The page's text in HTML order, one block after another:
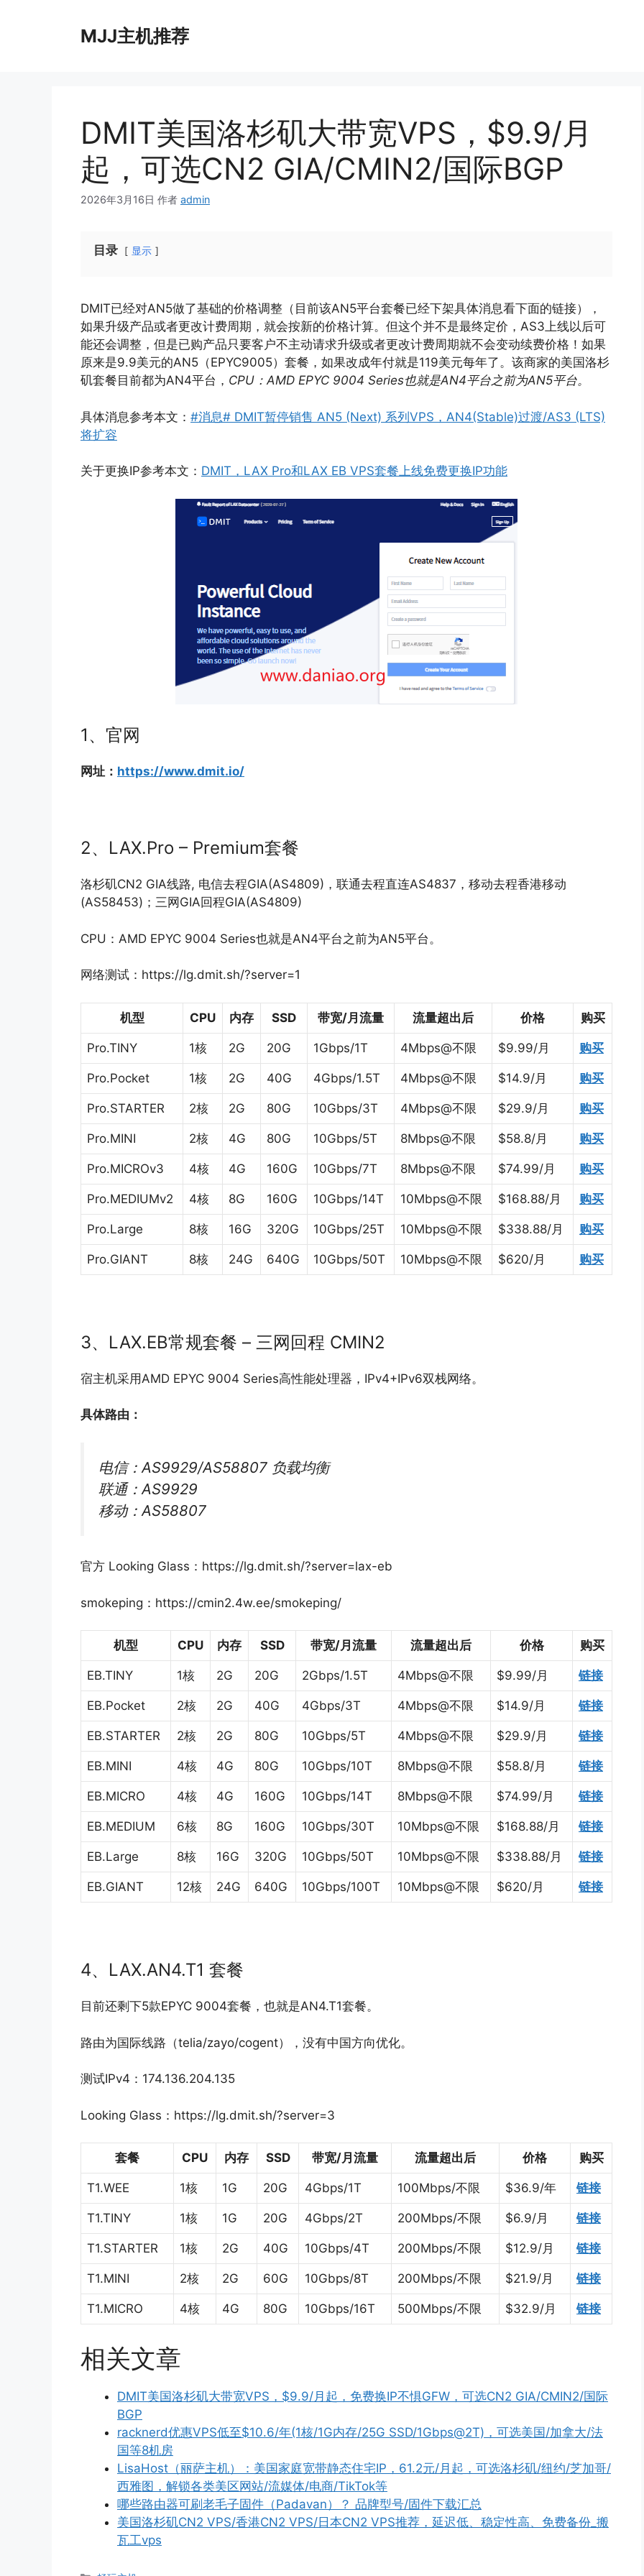
MJJ主机推荐
DMIT美国洛杉矶大带宽VPS，$9.9/月
起，可选CN2 GIA/CMIN2/国际BGP
2026年3月16日 作者 admin
目录 显示
DMIT已经对AN5做了基础的价格调整（目前该AN5平台套餐已经下架具体消息看下面的链接），
如果升级产品或者更改计费周期，就会按新的价格计算。但这个并不是最终定价，AS3上线以后可
能还会调整，但是已购产品只要客户不主动请求升级或者更改计费周期就不会变动续费价格！如果
原来是9.9美元的AN5（EPYC9005）套餐，如果改成年付就是119美元每年了。该商家的美国洛杉
矶套餐目前都为AN4平台， CPU：AMD EPYC 9004 Series也就是AN4平台之前为AN5平台。
具体消息参考本文： #消息# DMIT暂停销售 AN5 (Next) 系列VPS，AN4(Stable)过渡/AS3 (LTS)
将扩容
关于更换IP参考本文： DMIT，LAX Pro和LAX EB VPS套餐上线免费更换IP功能
1、官网
网址： https://www.dmit.io/
2、LAX.Pro – Premium套餐
洛杉矶CN2 GIA线路, 电信去程GIA(AS4809)，联通去程直连AS4837，移动去程香港移动
(AS58453)；三网GIA回程GIA(AS4809)
CPU：AMD EPYC 9004 Series也就是AN4平台之前为AN5平台。
网络测试：https://lg.dmit.sh/?server=1
机型 CPU 内存 SSD 带宽/月流量 流量超出后 价格 购买
Pro.TINY 1核 2G 20G 1Gbps/1T 4Mbps@不限 $9.99/月 购买
Pro.Pocket 1核 2G 40G 4Gbps/1.5T 4Mbps@不限 $14.9/月 购买
Pro.STARTER 2核 2G 80G 10Gbps/3T 4Mbps@不限 $29.9/月 购买
Pro.MINI 2核 4G 80G 10Gbps/5T 8Mbps@不限 $58.8/月 购买
Pro.MICROv3 4核 4G 160G 10Gbps/7T 8Mbps@不限 $74.99/月 购买
Pro.MEDIUMv2 4核 8G 160G 10Gbps/14T 10Mbps@不限 $168.88/月 购买
Pro.Large 8核 16G 320G 10Gbps/25T 10Mbps@不限 $338.88/月 购买
Pro.GIANT 8核 24G 640G 10Gbps/50T 10Mbps@不限 $620/月 购买
3、LAX.EB常规套餐 – 三网回程 CMIN2
宿主机采用AMD EPYC 9004 Series高性能处理器，IPv4+IPv6双栈网络。
具体路由：
电信：AS9929/AS58807 负载均衡
联通：AS9929
移动：AS58807
官方 Looking Glass：https://lg.dmit.sh/?server=lax-eb
smokeping：https://cmin2.4w.ee/smokeping/
机型 CPU 内存 SSD 带宽/月流量 流量超出后 价格 购买
EB.TINY 1核 2G 20G 2Gbps/1.5T 4Mbps@不限 $9.99/月 链接
EB.Pocket 2核 2G 40G 4Gbps/3T 4Mbps@不限 $14.9/月 链接
EB.STARTER 2核 2G 80G 10Gbps/5T 4Mbps@不限 $29.9/月 链接
EB.MINI 4核 4G 80G 10Gbps/10T 8Mbps@不限 $58.8/月 链接
EB.MICRO 4核 4G 160G 10Gbps/14T 8Mbps@不限 $74.99/月 链接
EB.MEDIUM 6核 8G 160G 10Gbps/30T 10Mbps@不限 $168.88/月 链接
EB.Large 8核 16G 320G 10Gbps/50T 10Mbps@不限 $338.88/月 链接
EB.GIANT 12核 24G 640G 10Gbps/100T 10Mbps@不限 $620/月 链接
4、LAX.AN4.T1 套餐
目前还剩下5款EPYC 9004套餐，也就是AN4.T1套餐。
路由为国际线路（telia/zayo/cogent），没有中国方向优化。
测试IPv4：174.136.204.135
Looking Glass：https://lg.dmit.sh/?server=3
套餐 CPU 内存 SSD 带宽/月流量 流量超出后 价格 购买
T1.WEE 1核 1G 20G 4Gbps/1T 100Mbps/不限 $36.9/年 链接
T1.TINY 1核 1G 20G 4Gbps/2T 200Mbps/不限 $6.9/月 链接
T1.STARTER 1核 2G 40G 10Gbps/4T 200Mbps/不限 $12.9/月 链接
T1.MINI 2核 2G 60G 10Gbps/8T 200Mbps/不限 $21.9/月 链接
T1.MICRO 4核 4G 80G 10Gbps/16T 500Mbps/不限 $32.9/月 链接
相关文章
DMIT美国洛杉矶大带宽VPS，$9.9/月起，免费换IP不惧GFW，可选CN2 GIA/CMIN2/国际
BGP
racknerd优惠VPS低至$10.6/年(1核/1G内存/25G SSD/1Gbps@2T)，可选美国/加拿大/法
国等8机房
LisaHost（丽萨主机）：美国家庭宽带静态住宅IP，61.2元/月起，可选洛杉矶/纽约/芝加哥/
西雅图，解锁各类美区网站/流媒体/电商/TikTok等
哪些路由器可刷老毛子固件（Padavan）？ 品牌型号/固件下载汇总
美国洛杉矶CN2 VPS/香港CN2 VPS/日本CN2 VPS推荐，延迟低、稳定性高、免费备份_搬
瓦工vps